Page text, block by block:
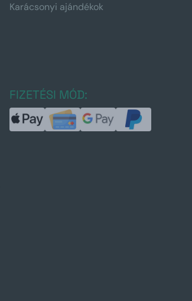
Karácsonyi ajándékok
FIZETÉSI MÓD: